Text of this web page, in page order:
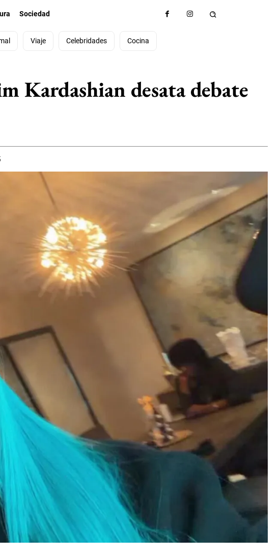
Sociedad
Viaje Celebridades Cocina
Kardashian desata debate